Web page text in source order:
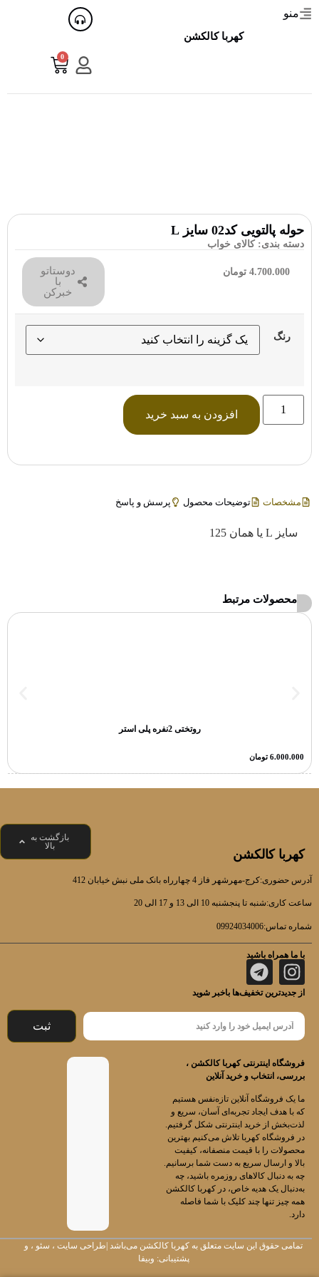
منو
کهربا کالکشن
0
حوله پالتویی کد02 سایز L
دسته بندی: کالای خواب
4.700.000 تومان
دوستاتو
با
خبرکن
رنگ
افزودن به سبد خرید
مشخصات توضیحات محصول پرسش و پاسخ
سایز L یا همان 125
محصولات مرتبط
روتختی 2نفره پلی استر
6.000.000 تومان
بازگشت به
بالا
کهربا کالکشن
آدرس حضوری:کرج-مهرشهر فاز 4 چهارراه بانک ملی نبش خیابان 412
ساعت کاری:شنبه تا پنجشنبه 10 الی 13 و 17 الی 20
شماره تماس:09924034006
با ما همراه باشید
از جدیدترین تخفیف‌ها باخبر شوید
ثبت
فروشگاه اینترنتی کهربا کالکشن ،
بررسی، انتخاب و خرید آنلاین
ما یک فروشگاه آنلاین تازه‌نفس هستیم
که با هدف ایجاد تجربه‌ای آسان، سریع و
لذت‌بخش از خرید اینترنتی شکل گرفتیم.
در فروشگاه کهربا تلاش می‌کنیم بهترین
محصولات را با قیمت منصفانه، کیفیت
بالا و ارسال سریع به دست شما برسانیم.
چه به دنبال کالاهای روزمره باشید، چه
به‌دنبال یک هدیه خاص، در کهربا کالکشن
همه چیز تنها چند کلیک با شما فاصله
دارد.
تمامی حقوق این سایت متعلق به کهربا کالکشن می‌باشد | طراحی سایت، سئو ، و
پشتیبانی: وبیفا